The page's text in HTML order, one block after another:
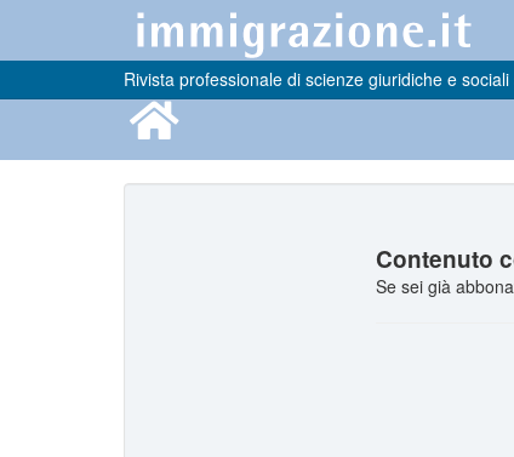
Rivista professionale di scienze giuridiche e
Contenuto
Se sei già